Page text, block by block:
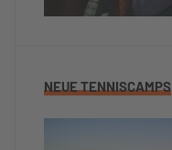
NEUE TENNISCAMPS